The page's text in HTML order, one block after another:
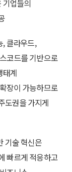
업들의
, 클라우드,
코드를 기반으로
태계
장이 가능하므로
도권을 가지게
기술 혁신은
빠르게 적응하고